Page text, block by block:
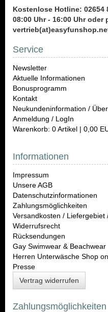
Kostenlose Hotline: 02654
08:00 Uhr - 16:00 Uhr oder
Service
Newsletter
Aktuelle Informationen
Bonusprogramm
Kontakt
Neukundeninformation /
Anmeldung / LogIn
Warenkorb: 0 Artikel | 0,00
Informationen
Impressum
Unsere AGB
Datenschutzinformationen
Zahlungsmöglichkeiten
Versandkosten / Liefergebiet
Widerrufsrecht
Rücksendungen
Gay Swimwear & Beachwear
Herren Unterwäsche Shop
Presse
Vertrag widerrufen
Zahlungsmöglichkeiten